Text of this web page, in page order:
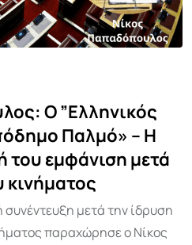
Ο ”Ελληνικός
Παλμό» – Η
του εμφάνιση μετά
κινήματος
μετά την ίδρυση
παραχώρησε ο Νίκος